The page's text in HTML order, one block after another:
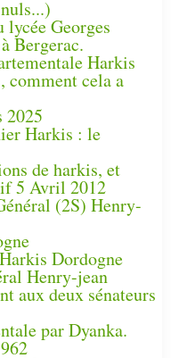
Georges
Bergerac.
Harkis
comment cela a
2025
Harkis : le
de harkis, et
5 Avril 2012
(2S) Henry-
Dordogne
Henry-jean
aux deux sénateurs
par Dyanka.